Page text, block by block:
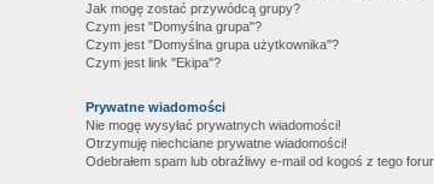
Jak mogę zostać przywódcą grupy?
Czym jest "Domyślna grupa"?
Czym jest "Domyślna grupa użytkownika"?
Czym jest link "Ekipa"?
Prywatne wiadomości
Nie mogę wysyłać prywatnych wiadomości!
Otrzymuję niechciane prywatne wiadomości!
Odebrałem spam lub obraźliwy e-mail od kogoś z tego